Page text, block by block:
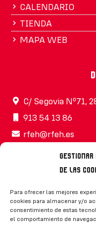
de las
Para ofrecer las mejores
cookies para almacenar y/o
consentimiento de estas
el comportamiento de
CALENDARIO
TIENDA
MAPA WEB
C/ Segovia Nº71,
913 54 13 86
rfeh@rfeh.es